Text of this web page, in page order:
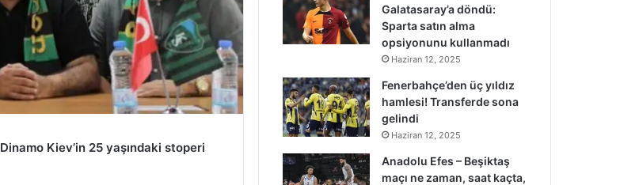
Dinamo Kiev’in 25 yaşındaki stoperi
Galatasaray’a döndü:
Sparta satın alma
opsiyonunu kullanmadı
Haziran 12, 2025
Fenerbahçe’den üç yıldız
hamlesi! Transferde sona
gelindi
Haziran 12, 2025
Anadolu Efes – Beşiktaş
maçı ne zaman, saat kaçta,